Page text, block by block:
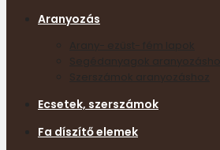
Aranyozás
Arany- ezüst- fém lapok
Segédanyagok aranyozáshoz
Szerszámok aranyozáshoz
Ecsetek, szerszámok
Fa díszítő elemek